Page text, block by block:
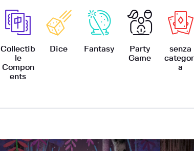
Collectib
le
Compon
ents
Dice Fantasy
Party
Game
senza
a
CASE
AIUTO
EVENTI